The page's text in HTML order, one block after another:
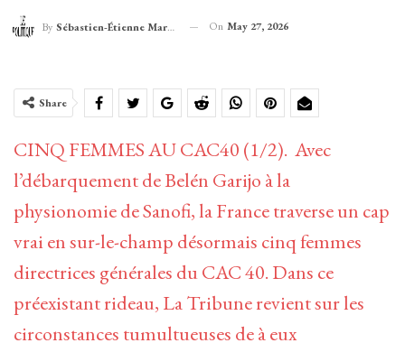
By Sébastien-Étienne Marechal On May 27, 2026
Share
CINQ FEMMES AU CAC40 (1/2). Avec
l’débarquement de Belén Garijo à la
physionomie de Sanofi, la France traverse un cap
vrai en sur-le-champ désormais cinq femmes
directrices générales du CAC 40. Dans ce
préexistant rideau, La Tribune revient sur les
circonstances tumultueuses de à eux